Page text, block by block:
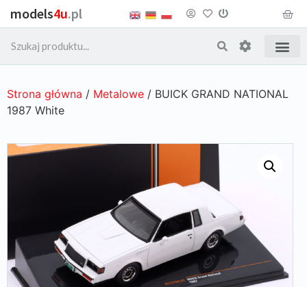
models4u.pl
Strona główna / Metalowe / BUICK GRAND NATIONAL
1987 White